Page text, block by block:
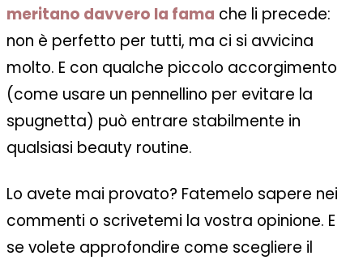
meritano davvero la fama che li precede:
non è perfetto per tutti, ma ci si avvicina
molto. E con qualche piccolo accorgimento
(come usare un pennellino per evitare la
spugnetta) può entrare stabilmente in
qualsiasi beauty routine.
Lo avete mai provato? Fatemelo sapere nei
commenti o scrivetemi la vostra opinione. E
se volete approfondire come scegliere il